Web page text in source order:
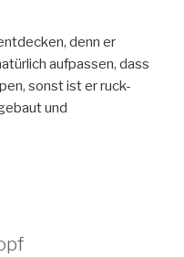
denn er
aufpassen, dass
sonst ist er ruck-
und